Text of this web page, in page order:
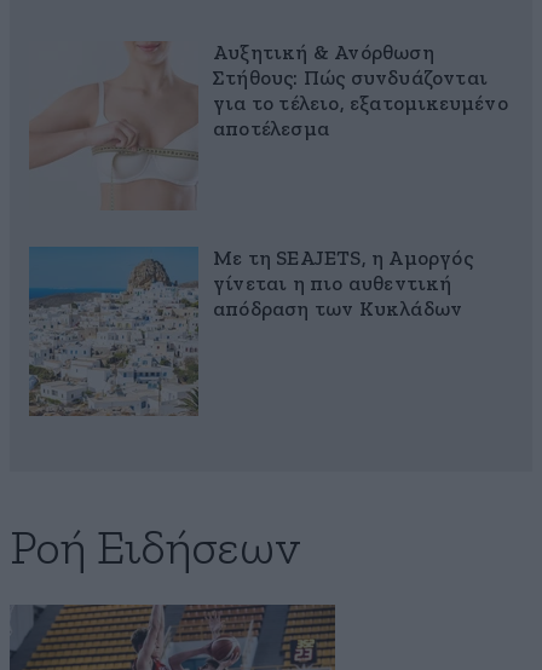
Αυξητική & Ανόρθωση
Στήθους: Πώς συνδυάζονται
για το τέλειο, εξατομικευμένο
αποτέλεσμα
Με τη SEAJETS, η Αμοργός
γίνεται η πιο αυθεντική
απόδραση των Κυκλάδων
Ροή Ειδήσεων